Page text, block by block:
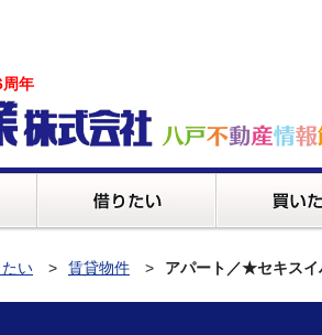
周年
い 賃貸物件 アパート／★セキス